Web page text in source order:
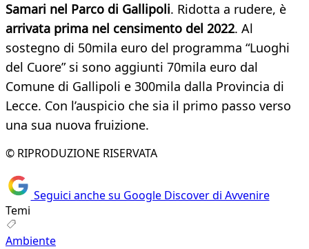
Samari nel Parco di Gallipoli. Ridotta a rudere, è
arrivata prima nel censimento del 2022. Al
sostegno di 50mila euro del programma “Luoghi
del Cuore” si sono aggiunti 70mila euro dal
Comune di Gallipoli e 300mila dalla Provincia di
Lecce. Con l’auspicio che sia il primo passo verso
una sua nuova fruizione.
© RIPRODUZIONE RISERVATA
Seguici anche su Google Discover di Avvenire
Temi
Ambiente